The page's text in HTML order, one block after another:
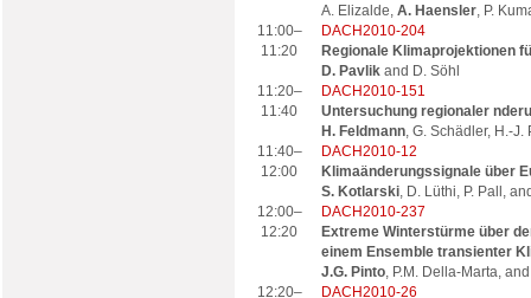
A. Elizalde, A. Haensler , P.
11:00–
11:20
DACH2010-204
Regionale Klimaprojektionen
D. Pavlik and D. Söhl
11:20–
11:40
DACH2010-151
Untersuchung regionaler
H. Feldmann , G. Schädler, H.-
11:40–
12:00
DACH2010-12
Klimaänderungssignale über
S. Kotlarski , D. Lüthi, P. Pall,
12:00–
12:20
DACH2010-237
Extreme Winterstürme über
einem Ensemble transienter
J.G. Pinto , P.M. Della-Marta,
12:20–
DACH2010-26